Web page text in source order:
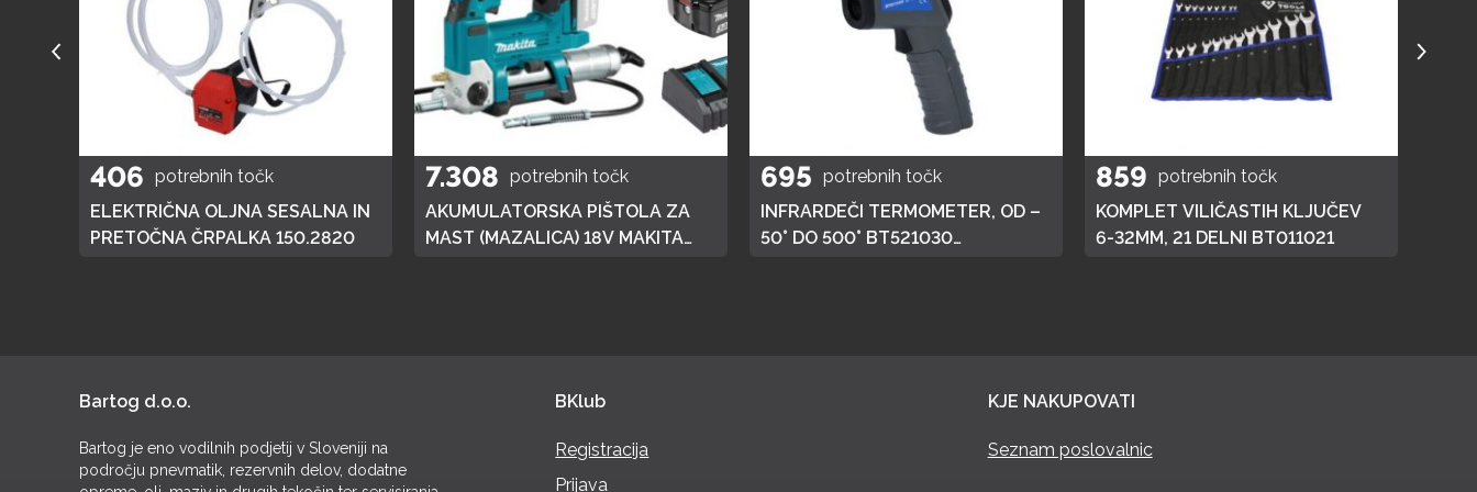
406 potrebnih točk
ELEKTRIČNA OLJNA SESALNA IN
PRETOČNA ČRPALKA 150.2820
7.308 potrebnih točk
AKUMULATORSKA PIŠTOLA ZA
MAST (MAZALICA) 18V MAKITA
695 potrebnih točk
INFRARDEČI TERMOMETER, OD –
50° DO 500° BT521030
859 potrebnih točk
KOMPLET VILIČASTIH KLJUČEV
6-32MM, 21 DELNI BT011021
Bartog d.o.o.
Bartog je eno vodilnih podjetij v Sloveniji na
področju pnevmatik, rezervnih delov, dodatne
BKlub
Registracija
Prijava
KJE NAKUPOVATI
Seznam poslovalnic